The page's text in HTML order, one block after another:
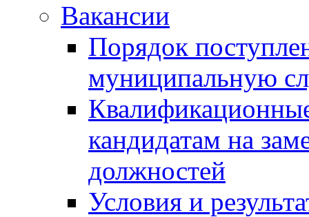
Вакансии
Порядок
муниципальную
кандидатам на
должностей
Условия и